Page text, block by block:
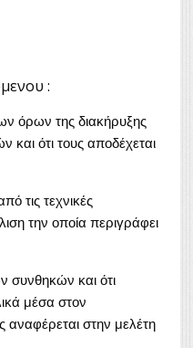
:
όρων της διακήρυξης
και ότι τους αποδέχεται
τις τεχνικές
την οποία περιγράφει
συνθηκών και ότι
μέσα στον
αναφέρεται στην μελέτη